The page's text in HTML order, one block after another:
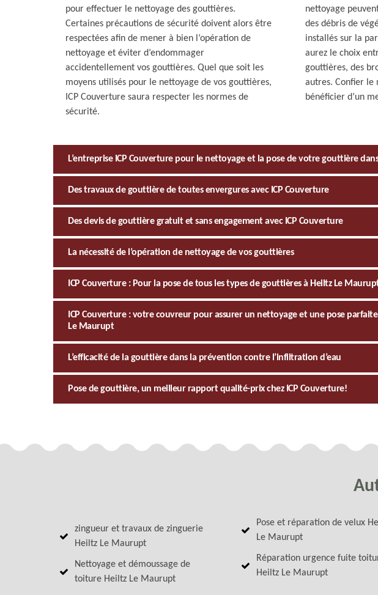
pour effectuer le nettoyage des gouttières.
Certaines précautions de sécurité doivent alors être
respectées afin de mener à bien l’opération de
nettoyage et éviter d’endommager
accidentellement vos gouttières. Quel que soit les
moyens utilisés pour le nettoyage de vos gouttières,
ICP Couverture saura respecter les normes de
sécurité.
nettoyage
des débris de
installés sur la
aurez le choix
gouttières, des
autres. Confier le
bénéficier d’un
L’entreprise ICP Couverture pour le nettoyage et la pose de votre gouttière
Des travaux de gouttière de toutes envergures avec ICP Couverture
Des devis de gouttière gratuit et sans engagement avec ICP Couverture
La nécessité de l’opération de nettoyage de vos gouttières
ICP Couverture : Pour la pose de tous les types de gouttières à Heiltz Le
ICP Couverture : votre couvreur pour assurer un nettoyage et une pose
Le Maurupt
L’efficacité de la gouttière dans la prévention contre l’infiltration d’eau
Pose de gouttière, un meilleur rapport qualité-prix chez ICP Couverture!
zingueur et travaux de zinguerie
Heiltz Le Maurupt
Nettoyage et démoussage de
toiture Heiltz Le Maurupt
Pose et réparation de velux
Le Maurupt
Réparation urgence fuite
Heiltz Le Maurupt